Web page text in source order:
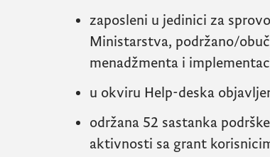
zaposleni u jedinici za
Ministarstva, podržano/
menadžmenta i
u okviru Help-deska
održana 52 sastanka
aktivnosti sa grant